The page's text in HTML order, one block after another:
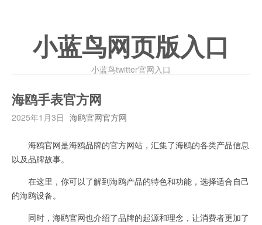
小蓝鸟网页版入口
小蓝鸟twitter官网入口
海鸥手表官方网
2025年1月3日 海鸥官网官方网
海鸥官网是海鸥品牌的官方网站，汇集了海鸥的各类产品信息
以及品牌故事。
在这里，你可以了解到海鸥产品的特色和功能，选择适合自己
的海鸥设备。
同时，海鸥官网也介绍了品牌的起源和理念，让消费者更加了